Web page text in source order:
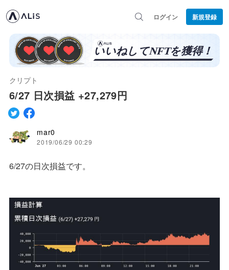
ログイン 新規登録
クリプト
6/27 日次損益 +27,279円
mar0
2019/06/29 00:29
6/27の日次損益です。